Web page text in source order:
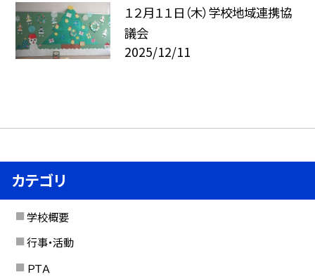
１２月１１日（木）学校地域連携協
議会
2025/12/11
カテゴリ
学校概要
行事・活動
ＰＴＡ